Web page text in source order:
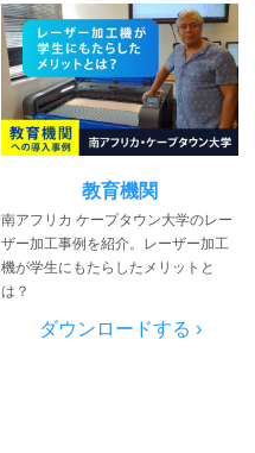
教育機関
南アフリカ ケープタウン大学のレー
ザー加工事例を紹介。レーザー加工
機が学生にもたらしたメリットと
は？
ダウンロードする ›